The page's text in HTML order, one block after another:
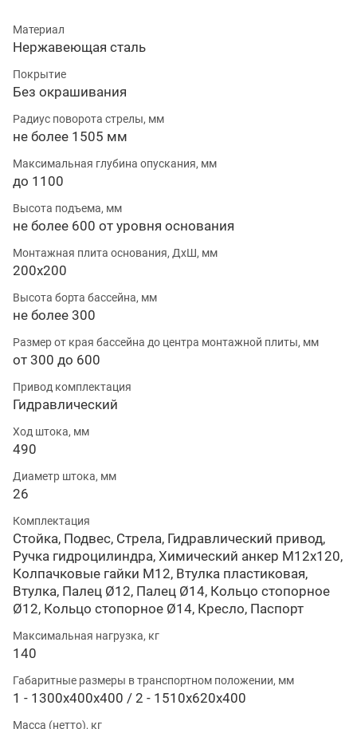
Материал
Нержавеющая сталь
Покрытие
Без окрашивания
Радиус поворота стрелы, мм
не более 1505 мм
Максимальная глубина опускания, мм
до 1100
Высота подъема, мм
не более 600 от уровня основания
Монтажная плита основания, ДхШ, мм
200х200
Высота борта бассейна, мм
не более 300
Размер от края бассейна до центра монтажной плиты, мм
от 300 до 600
Привод комплектация
Гидравлический
Ход штока, мм
490
Диаметр штока, мм
26
Комплектация
Стойка, Подвес, Стрела, Гидравлический привод,
Ручка гидроцилиндра, Химический анкер М12х120,
Колпачковые гайки М12, Втулка пластиковая,
Втулка, Палец Ø12, Палец Ø14, Кольцо стопорное
Ø12, Кольцо стопорное Ø14, Кресло, Паспорт
Максимальная нагрузка, кг
140
Габаритные размеры в транспортном положении, мм
1 - 1300х400х400 / 2 - 1510х620х400
Масса (нетто), кг